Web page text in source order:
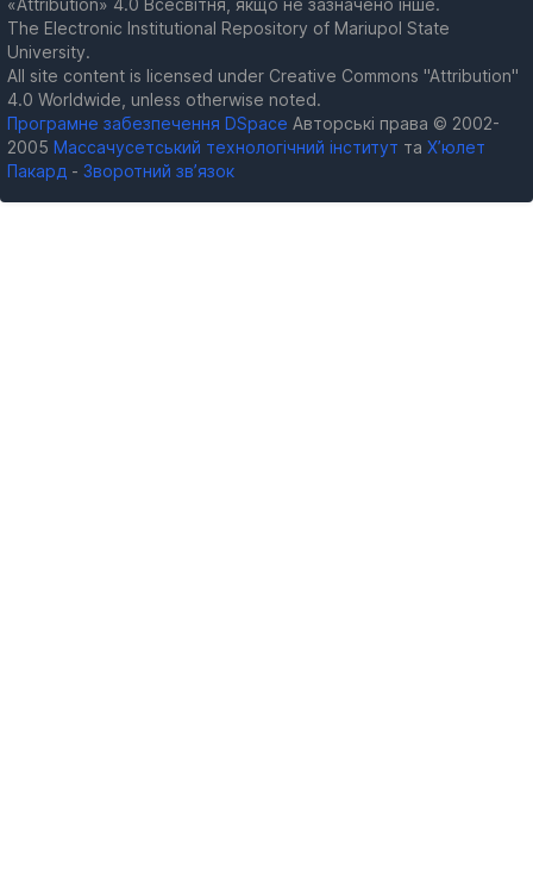
«Attribution» 4.0 Всесвітня, якщо не зазначено інше.
The Electronic Institutional Repository of Mariupol State
University.
All site content is licensed under Creative Commons "Attribution"
4.0 Worldwide, unless otherwise noted.
Програмне забезпечення DSpace Авторські права © 2002-
2005 Массачусетський технологічний інститут та Х’юлет
Пакард - Зворотний зв’язок